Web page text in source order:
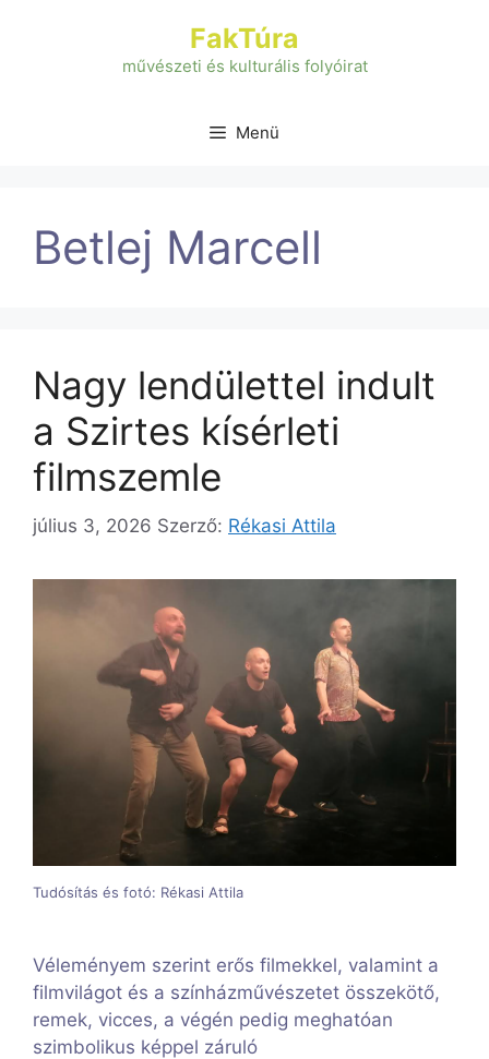
FakTúra
művészeti és kulturális folyóirat
Menü
Betlej Marcell
Nagy lendülettel indult
a Szirtes kísérleti
filmszemle
július 3, 2026 Szerző: Rékasi Attila
Tudósítás és fotó: Rékasi Attila
Véleményem szerint erős filmekkel, valamint a
filmvilágot és a színházművészetet összekötő,
remek, vicces, a végén pedig meghatóan
szimbolikus képpel záruló